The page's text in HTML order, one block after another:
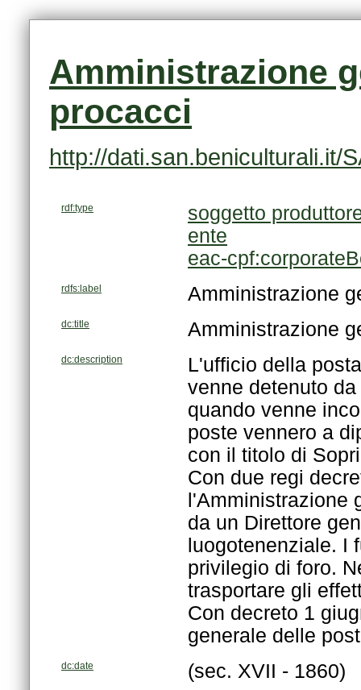
procacci
http://dati.san.beniculturali.it/
rdf:type
soggetto
ente
eac-
rdfs:label Amministrazione
dc:title Amministrazione
dc:description
generale delle
dc:date (sec. XVII - 1860)